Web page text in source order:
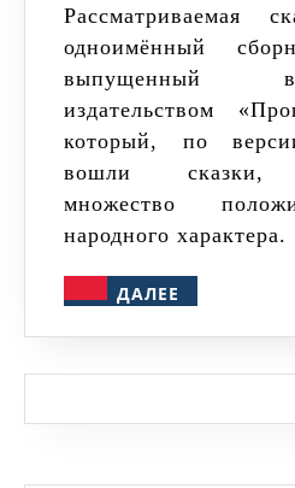
Рассматриваемая сказка входит в
одноимённый
выпущенный
издательством
который, по
вошли сказки,
множество
народного характера.
ДАЛЕЕ